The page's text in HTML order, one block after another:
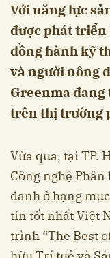
Với năng lực
được phát triển
đồng hành kỹ
và người nông
Greenma đang
trên thị trường
Vừa qua, tại TP.
Công nghệ
danh ở hạng
tín tốt nhất Việt
trình “The Best